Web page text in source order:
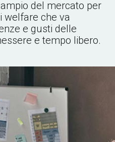
del mercato per
welfare che va
e gusti delle
e tempo libero.